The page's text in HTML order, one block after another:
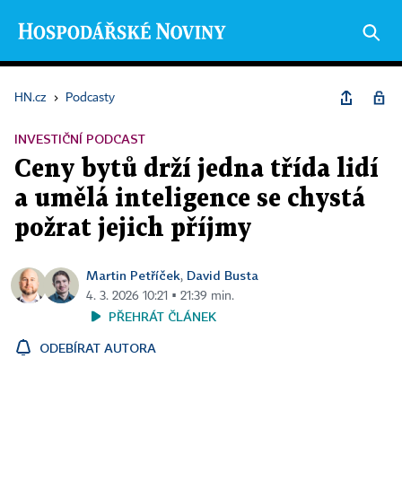
HN.cz › Podcasty
INVESTIČNÍ PODCAST
Ceny bytů drží jedna třída lidí
a umělá inteligence se chystá
požrat jejich příjmy
Martin Petříček, David Busta
4. 3. 2026 10:21 ▪ 21:39 min.
PŘEHRÁT ČLÁNEK
ODEBÍRAT AUTORA